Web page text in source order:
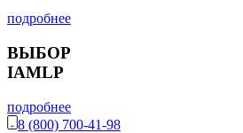
подробнее
ВЫБОР
IAMLP
подробнее
8 (800) 700-41-98